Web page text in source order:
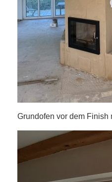
Grundofen vor dem Finish